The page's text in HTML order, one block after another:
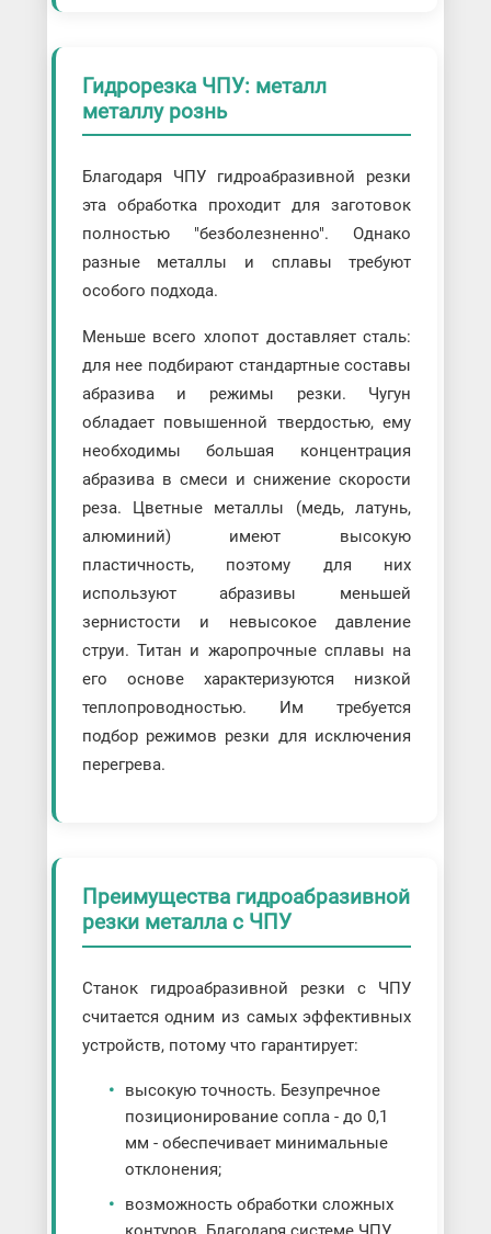
Гидрорезка ЧПУ: металл
металлу рознь
Благодаря ЧПУ гидроабразивной резки
эта обработка проходит для заготовок
полностью "безболезненно". Однако
разные металлы и сплавы требуют
особого подхода.
Меньше всего хлопот доставляет сталь:
для нее подбирают стандартные составы
абразива и режимы резки. Чугун
обладает повышенной твердостью, ему
необходимы большая концентрация
абразива в смеси и снижение скорости
реза. Цветные металлы (медь, латунь,
алюминий) имеют высокую
пластичность, поэтому для них
используют абразивы меньшей
зернистости и невысокое давление
струи. Титан и жаропрочные сплавы на
его основе характеризуются низкой
теплопроводностью. Им требуется
подбор режимов резки для исключения
перегрева.
Преимущества гидроабразивной
резки металла с ЧПУ
Станок гидроабразивной резки с ЧПУ
считается одним из самых эффективных
устройств, потому что гарантирует:
высокую точность. Безупречное
позиционирование сопла - до 0,1
мм - обеспечивает минимальные
отклонения;
возможность обработки сложных